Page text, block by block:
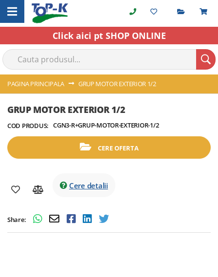
to
Content
Click aici pt SHOP ONLINE
PAGINA PRINCIPALA GRUP MOTOR EXTERIOR 1/2
Skip
the
end
of
the
Skip
the
beginning
of
the
GRUP MOTOR EXTERIOR 1/2
COD PRODUS: CGN3-R+GRUP-MOTOR-EXTERIOR-1/2
CERE OFERTA
Cere detalii
Share: